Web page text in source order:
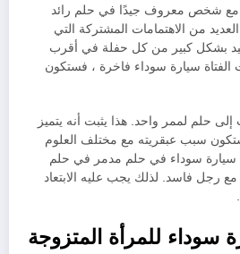
مع شخص معروف جيدًا في حلم رائد
من الاهتمامات المشتركة التي
بشكل كبير من كل حفلة في أقرب
سيارة سوداء فاخرة ، فستكون
حلم لممر واحد. هذا يثبت أنه يتميز
سبب عبقريته مع مختلف العلوم
سيارة سوداء في حلم مدمر في حلم
رجل فاسد. لذلك يجب عليه الابتعاد
سوداء للمرأة المتزوجة